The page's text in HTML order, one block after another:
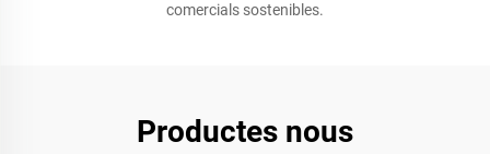
comercials sostenibles.
Productes nous